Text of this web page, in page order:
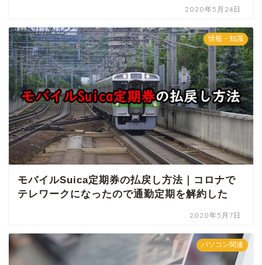
2020年5月24日
情報・知識
モバイルSuica定期券の払戻し方法｜コロナで
テレワークになったので通勤定期を解約した
2020年5月7日
パソコン関連